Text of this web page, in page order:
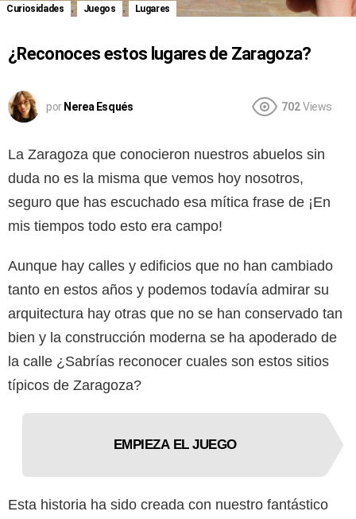
Curiosidades , Juegos , Lugares
¿Reconoces estos lugares de Zaragoza?
por Nerea Esqués 702 Views
La Zaragoza que conocieron nuestros abuelos sin
duda no es la misma que vemos hoy nosotros,
seguro que has escuchado esa mítica frase de ¡En
mis tiempos todo esto era campo!
Aunque hay calles y edificios que no han cambiado
tanto en estos años y podemos todavía admirar su
arquitectura hay otras que no se han conservado tan
bien y la construcción moderna se ha apoderado de
la calle ¿Sabrías reconocer cuales son estos sitios
típicos de Zaragoza?
EMPIEZA EL JUEGO
Esta historia ha sido creada con nuestro fantástico